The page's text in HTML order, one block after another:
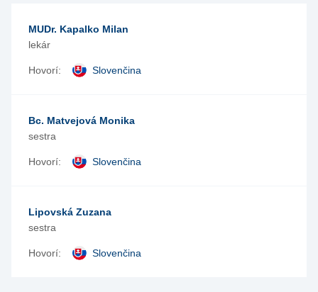
MUDr. Kapalko Milan
lekár
Hovorí: Slovenčina
Bc. Matvejová Monika
sestra
Hovorí: Slovenčina
Lipovská Zuzana
sestra
Hovorí: Slovenčina